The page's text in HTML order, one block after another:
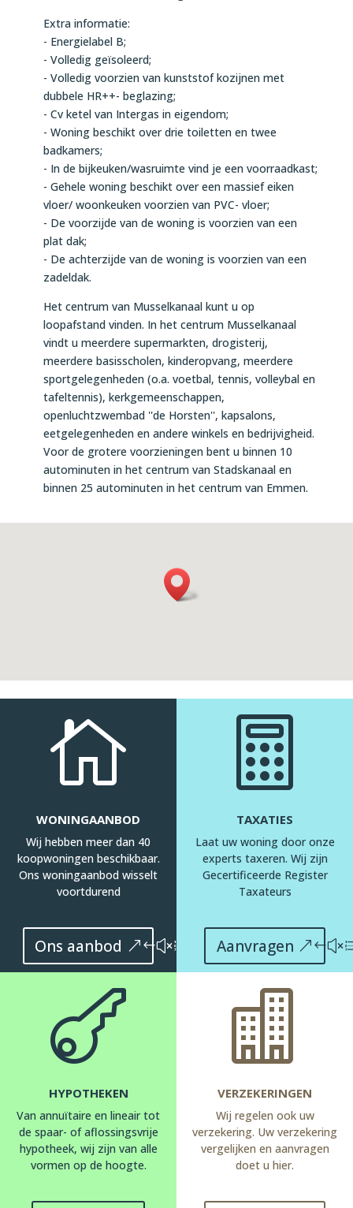
Extra informatie:
- Energielabel B;
- Volledig geïsoleerd;
- Volledig voorzien van kunststof kozijnen met
dubbele HR++- beglazing;
- Cv ketel van Intergas in eigendom;
- Woning beschikt over drie toiletten en twee
badkamers;
- In de bijkeuken/wasruimte vind je een voorraadkast;
- Gehele woning beschikt over een massief eiken
vloer/ woonkeuken voorzien van PVC- vloer;
- De voorzijde van de woning is voorzien van een
plat dak;
- De achterzijde van de woning is voorzien van een
zadeldak.
Het centrum van Musselkanaal kunt u op
loopafstand vinden. In het centrum Musselkanaal
vindt u meerdere supermarkten, drogisterij,
meerdere basisscholen, kinderopvang, meerdere
sportgelegenheden (o.a. voetbal, tennis, volleybal en
tafeltennis), kerkgemeenschappen,
openluchtzwembad ''de Horsten'', kapsalons,
eetgelegenheden en andere winkels en bedrijvigheid.
Voor de grotere voorzieningen bent u binnen 10
autominuten in het centrum van Stadskanaal en
binnen 25 autominuten in het centrum van Emmen.

WONINGAANBOD
Wij hebben meer dan 40
koopwoningen beschikbaar.
Ons woningaanbod wisselt
voortdurend
Ons aanbod

TAXATIES
Laat uw woning door onze
experts taxeren. Wij zijn
Gecertificeerde Register
Taxateurs
Aanvragen

HYPOTHEKEN
Van annuïtaire en lineair tot
de spaar- of aflossingsvrije
hypotheek, wij zijn van alle
vormen op de hoogte.

VERZEKERINGEN
Wij regelen ook uw
verzekering. Uw verzekering
vergelijken en aanvragen
doet u hier.